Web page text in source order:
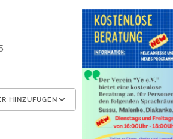
HINZUFÜGEN
Outlook Live